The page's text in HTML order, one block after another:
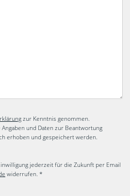
zur Kenntnis genommen.
und Daten zur Beantwortung
erhoben und gespeichert werden.
jederzeit für die Zukunft per Email
widerrufen. *